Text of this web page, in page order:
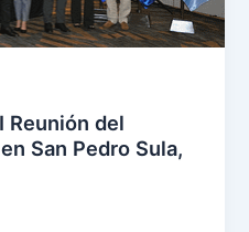
Reunión del
San Pedro Sula,